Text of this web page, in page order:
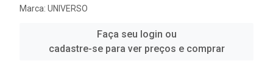
Marca: UNIVERSO
Faça seu login ou
cadastre-se para ver preços e comprar